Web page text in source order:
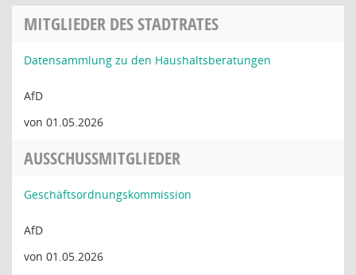
MITGLIEDER DES STADTRATES
Datensammlung zu den Haushaltsberatungen
AfD
von 01.05.2026
AUSSCHUSSMITGLIEDER
Geschäftsordnungskommission
AfD
von 01.05.2026